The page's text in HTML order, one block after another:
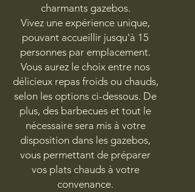
charmants gazebos.
Vivez une expérience unique,
pouvant accueillir jusqu'à 15
personnes par emplacement.
Vous aurez le choix entre nos
délicieux repas froids ou chauds,
selon les options ci-dessous. De
plus, des barbecues et tout le
nécessaire sera mis à votre
disposition dans les gazebos,
vous permettant de préparer
vos plats chauds à votre
convenance.